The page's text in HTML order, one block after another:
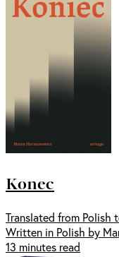
Konec
Translated from Polish
Written in Polish by
13 minutes read